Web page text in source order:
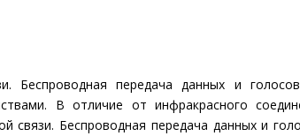
Беспроводная передача данных и
В отличие от инфракрасного
связи. Беспроводная передача данных и